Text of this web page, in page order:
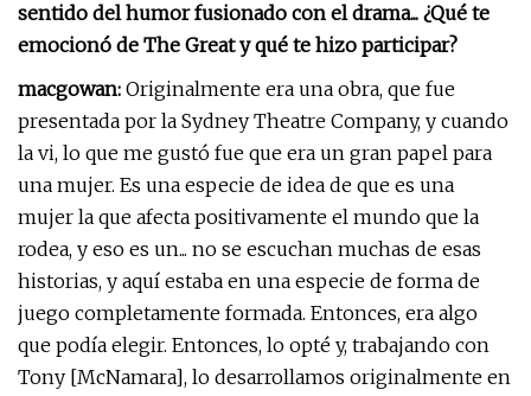
sentido del humor fusionado con el drama... ¿Qué te
emocionó de The Great y qué te hizo participar?
macgowan: Originalmente era una obra, que fue
presentada por la Sydney Theatre Company, y cuando
la vi, lo que me gustó fue que era un gran papel para
una mujer. Es una especie de idea de que es una
mujer la que afecta positivamente el mundo que la
rodea, y eso es un... no se escuchan muchas de esas
historias, y aquí estaba en una especie de forma de
juego completamente formada. Entonces, era algo
que podía elegir. Entonces, lo opté y, trabajando con
Tony [McNamara], lo desarrollamos originalmente en